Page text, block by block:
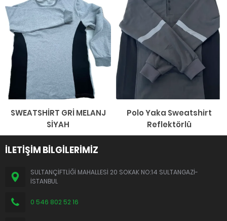
SWEATSHİRT GRİ MELANJ
SİYAH
Polo Yaka Sweatshirt
Reflektörlü
İLETİŞİM BİLGİLERİMİZ
SULTANÇİFTLİĞİ MAHALLESİ 20 SOKAK NO:14 SULTANGAZİ-
İSTANBUL
0 546 802 52 16